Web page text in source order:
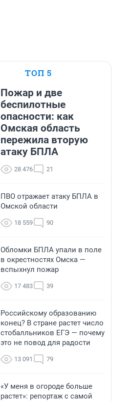
ТОП 5
Пожар и две
беспилотные
опасности: как
Омская область
пережила вторую
атаку БПЛА
28 476 21
ПВО отражает атаку БПЛА в
Омской области
18 559 90
Обломки БПЛА упали в поле
в окрестностях Омска —
вспыхнул пожар
17 483 39
Российскому образованию
конец? В стране растет число
стобалльников ЕГЭ — почему
это не повод для радости
13 091 79
«У меня в огороде больше
растет»: репортаж с самой